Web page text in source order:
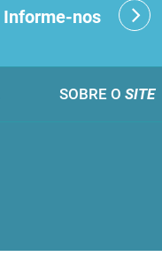
Informe-nos
SOBRE O SITE